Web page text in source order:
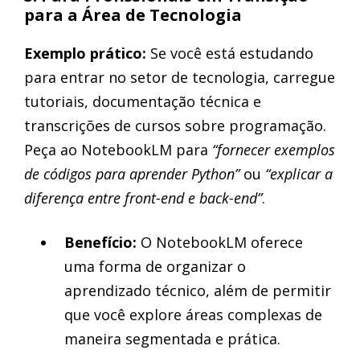
para a Área de Tecnologia
Exemplo prático: Se você está estudando
para entrar no setor de tecnologia, carregue
tutoriais, documentação técnica e
transcrições de cursos sobre programação.
Peça ao NotebookLM para “fornecer exemplos
de códigos para aprender Python”ou “explicar a
diferença entre front-end e back-end”.
Benefício: O NotebookLM oferece
uma forma de organizar o
aprendizado técnico, além de permitir
que você explore áreas complexas de
maneira segmentada e prática.